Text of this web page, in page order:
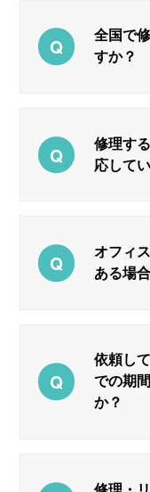
全国で
すか？
修理す
応して
オフィ
ある場
依頼し
での期
か？